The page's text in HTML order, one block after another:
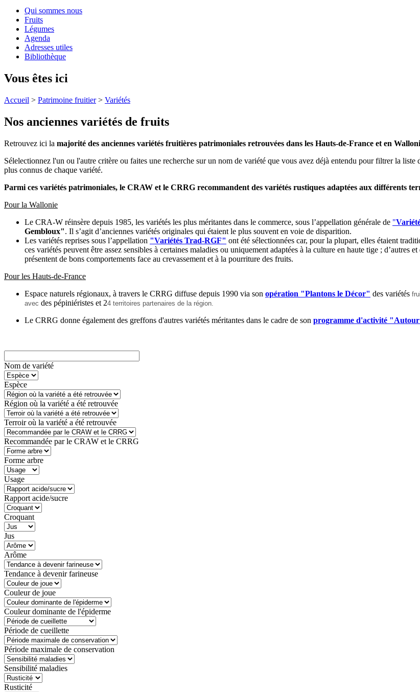
Qui sommes nous
Fruits
Légumes
Agenda
Adresses utiles
Bibliothèque
Vous êtes ici
Accueil > Patrimoine fruitier > Variétés
Nos anciennes variétés de fruits
Retrouvez ici la majorité des anciennes variétés fruitières patrimoniales retrouvées dans les Hauts-de-France et en
Sélelectionnez l'un ou l'autre critère ou faites une recherche sur un nom de variété que vous avez déjà entendu pour filtrer la
plus connus de chaque variété.
Parmi ces variétés patrimoniales, le CRAW et le CRRG recommandent des variétés rustiques adaptées aux différents
Pour la Wallonie
Le CRA-W réinsère depuis 1985, les variétés les plus méritantes dans le commerce, sous l’appellation générale de "
Gembloux". Il s’agit d’anciennes variétés originales qui étaient le plus souvent en voie de disparition.
Les variétés reprises sous l’appellation "Variétés Trad-RGF" ont été sélectionnées car, pour la plupart, elles étaient
ces variétés peuvent être assez sensibles à certaines maladies ou uniquement adaptées à la culture en haute tige ; d’autres
présentent de bons comportements face au crevassement et à la pourriture des fruits.
Pour les Hauts-de-France
Espace naturels régionaux, à travers le CRRG diffuse depuis 1990 via son opération "Plantons le Décor" des variétés
avec des pépiniéristes et 24 territoires partenaires de la région.
Le CRRG donne également des greffons d'autres variétés méritantes dans le cadre de son programme d'activité
Nom de variété
Espèce
Région où la variété a été retrouvée
Terroir où la variété a été retrouvée
Recommandée par le CRAW et le CRRG
Forme arbre
Usage
Rapport acide/sucre
Croquant
Jus
Arôme
Tendance à devenir farineuse
Couleur de joue
Couleur dominante de l'épiderme
Période de cueillette
Période maximale de conservation
Sensibilité maladies
Rusticité